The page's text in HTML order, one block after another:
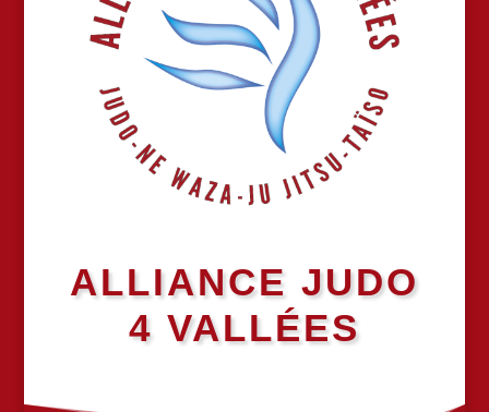
ALLIANCE JUDO
4 VALLÉES